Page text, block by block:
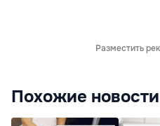
Разместить
Похожие новости